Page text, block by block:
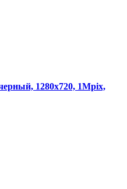
1280x720, 1Mpix,